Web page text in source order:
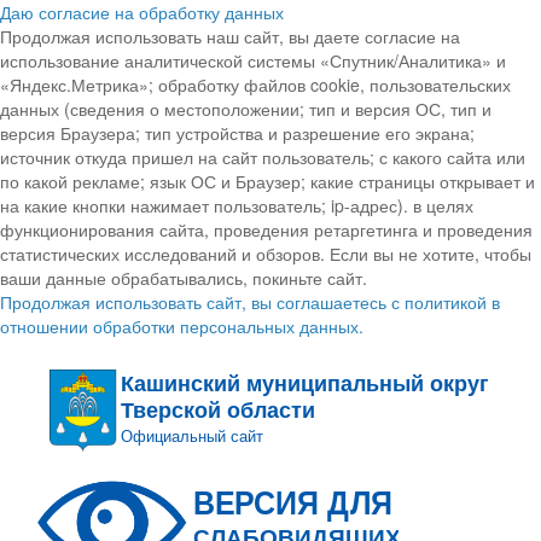
Даю согласие на обработку данных
Продолжая использовать наш сайт, вы даете согласие на
использование аналитической системы «Спутник/Аналитика» и
«Яндекс.Метрика»; обработку файлов cookie, пользовательских
данных (сведения о местоположении; тип и версия ОС, тип и
версия Браузера; тип устройства и разрешение его экрана;
источник откуда пришел на сайт пользователь; с какого сайта или
по какой рекламе; язык ОС и Браузер; какие страницы открывает и
на какие кнопки нажимает пользователь; ip-адрес). в целях
функционирования сайта, проведения ретаргетинга и проведения
статистических исследований и обзоров. Если вы не хотите, чтобы
ваши данные обрабатывались, покиньте сайт.
Продолжая использовать сайт, вы соглашаетесь с политикой в
отношении обработки персональных данных.